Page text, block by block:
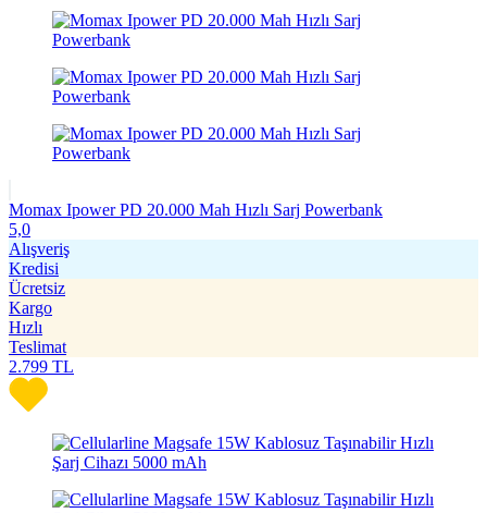
Momax Ipower PD 20.000 Mah Hızlı Sarj Powerbank
5,0
Alışveriş
Kredisi
Ücretsiz
Kargo
Hızlı
Teslimat
2.799 TL